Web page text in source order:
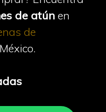
de atún en
de